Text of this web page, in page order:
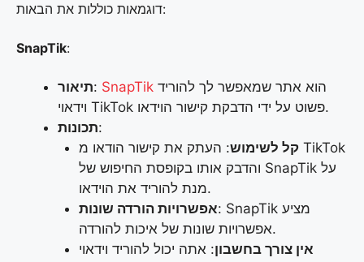
דוגמאות כוללות את הבאות:
SnapTik:
תיאור: SnapTik
וידאוי TikTok פשוט על ידי הדבקת קישור הוידאו.
תכונות:
קל לשימוש: העתק את קישור הודאו מ TikTok
והדבק אותו בקופסת החיפוש של SnapTik על
מנת להוריד את הוידאו.
אפשרויות הורדה שונות: SnapTik מציע
אפשרויות שונות של איכות להורדה.
אין צורך בחשבון: אתה יכול להוריד וידאוי